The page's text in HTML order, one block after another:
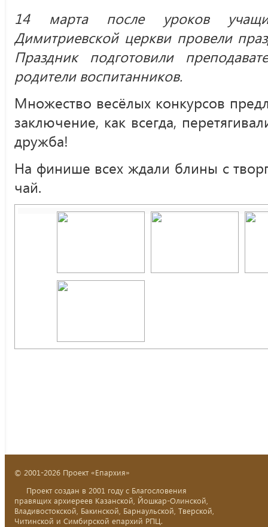
14 марта после уроков
Димитриевской церкви провели
Праздник подготовили
родители воспитанников.
Множество весёлых конкурсов
заключение, как всегда,
дружба!
На финише всех ждали блины с
чай.
© 2001-2026 Проект «Епархия»
Проект создан в 2001 году с Благословения
правящих архиереев Казанской, Йошкар-Олинской,
Владивостокской, Бакинской, Барнаульской, Тверской,
Читинской и Симбирской епархий РПЦ.